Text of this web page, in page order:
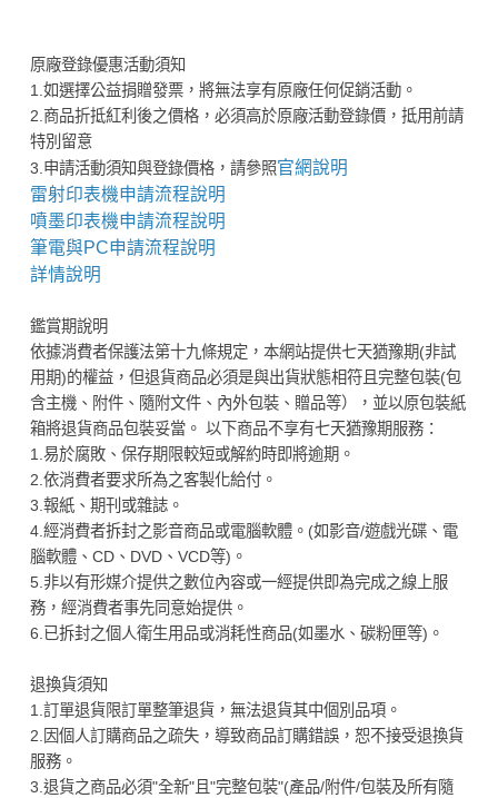
原廠登錄優惠活動須知
1.如選擇公益捐贈發票，將無法享有原廠任何促銷活動。
2.商品折抵紅利後之價格，必須高於原廠活動登錄價，抵用前請
特別留意
3.申請活動須知與登錄價格，請參照官網說明
雷射印表機申請流程說明
噴墨印表機申請流程說明
筆電與PC申請流程說明
詳情說明
鑑賞期說明
依據消費者保護法第十九條規定，本網站提供七天猶豫期(非試
用期)的權益，但退貨商品必須是與出貨狀態相符且完整包裝(包
含主機、附件、隨附文件、內外包裝、贈品等），並以原包裝紙
箱將退貨商品包裝妥當。 以下商品不享有七天猶豫期服務：
1.易於腐敗、保存期限較短或解約時即將逾期。
2.依消費者要求所為之客製化給付。
3.報紙、期刊或雜誌。
4.經消費者拆封之影音商品或電腦軟體。(如影音/遊戲光碟、電
腦軟體、CD、DVD、VCD等)。
5.非以有形媒介提供之數位內容或一經提供即為完成之線上服
務，經消費者事先同意始提供。
6.已拆封之個人衛生用品或消耗性商品(如墨水、碳粉匣等)。
退換貨須知
1.訂單退貨限訂單整筆退貨，無法退貨其中個別品項。
2.因個人訂購商品之疏失，導致商品訂購錯誤，恕不接受退換貨
服務。
3.退貨之商品必須"全新"且"完整包裝"(產品/附件/包裝及所有隨